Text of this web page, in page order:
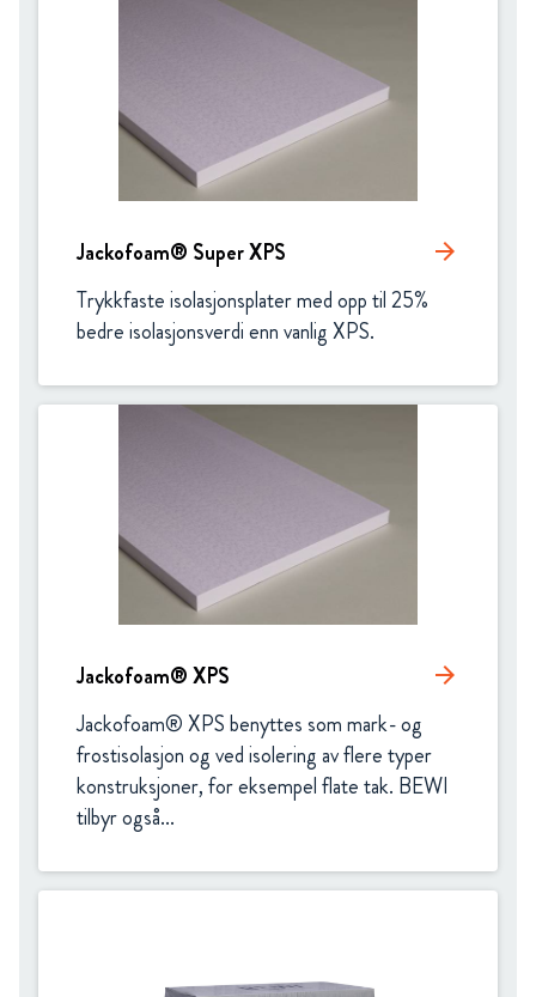
Jackofoam® Super XPS arrow_forward
Trykkfaste isolasjonsplater med opp til 25%
bedre isolasjonsverdi enn vanlig XPS.
Jackofoam® XPS arrow_forward
Jackofoam® XPS benyttes som mark- og
frostisolasjon og ved isolering av flere typer
konstruksjoner, for eksempel flate tak. BEWI
tilbyr også...